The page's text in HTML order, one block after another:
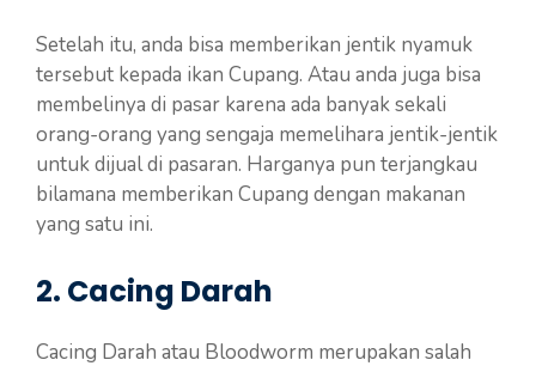
Setelah itu, anda bisa memberikan jentik nyamuk
tersebut kepada ikan Cupang. Atau anda juga bisa
membelinya di pasar karena ada banyak sekali
orang-orang yang sengaja memelihara jentik-jentik
untuk dijual di pasaran. Harganya pun terjangkau
bilamana memberikan Cupang dengan makanan
yang satu ini.
2. Cacing Darah
Cacing Darah atau Bloodworm merupakan salah